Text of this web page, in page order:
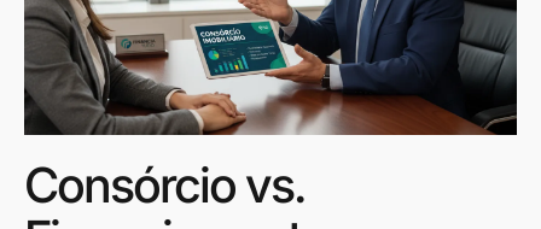
Consórcio vs.